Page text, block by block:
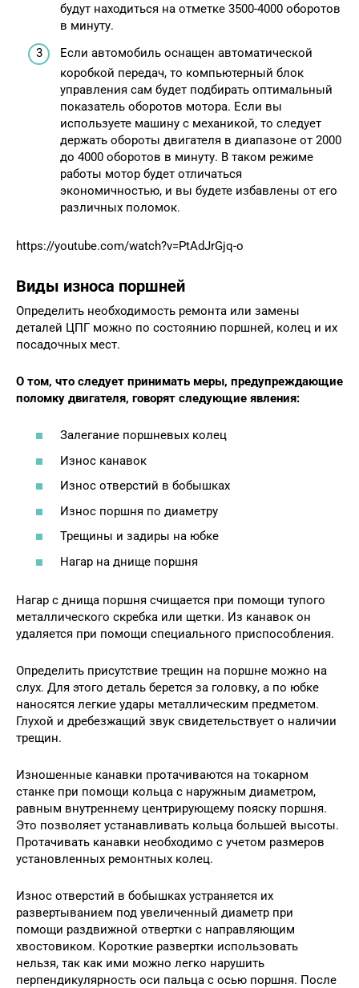
будут находиться на отметке 3500-4000 оборотов
в минуту.
Если автомобиль оснащен автоматической
коробкой передач, то компьютерный блок
управления сам будет подбирать оптимальный
показатель оборотов мотора. Если вы
используете машину с механикой, то следует
держать обороты двигателя в диапазоне от 2000
до 4000 оборотов в минуту. В таком режиме
работы мотор будет отличаться
экономичностью, и вы будете избавлены от его
различных поломок.
https://youtube.com/watch?v=PtAdJrGjq-o
Виды износа поршней
Определить необходимость ремонта или замены
деталей ЦПГ можно по состоянию поршней, колец и их
посадочных мест.
О том, что следует принимать меры, предупреждающие
поломку двигателя, говорят следующие явления:
Залегание поршневых колец
Износ канавок
Износ отверстий в бобышках
Износ поршня по диаметру
Трещины и задиры на юбке
Нагар на днище поршня
Нагар с днища поршня счищается при помощи тупого
металлического скребка или щетки. Из канавок он
удаляется при помощи специального приспособления.
Определить присутствие трещин на поршне можно на
слух. Для этого деталь берется за головку, а по юбке
наносятся легкие удары металлическим предметом.
Глухой и дребезжащий звук свидетельствует о наличии
трещин.
Изношенные канавки протачиваются на токарном
станке при помощи кольца с наружным диаметром,
равным внутреннему центрирующему пояску поршня.
Это позволяет устанавливать кольца большей высоты.
Протачивать канавки необходимо с учетом размеров
установленных ремонтных колец.
Износ отверстий в бобышках устраняется их
развертыванием под увеличенный диаметр при
помощи раздвижной отвертки с направляющим
хвостовиком. Короткие развертки использовать
нельзя, так как ими можно легко нарушить
перпендикулярность оси пальца с осью поршня. После